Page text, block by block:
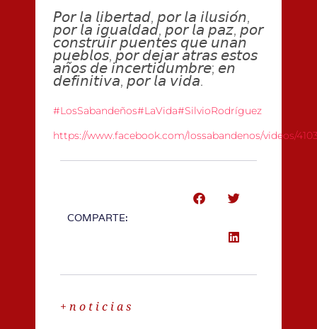
𝘗𝘰𝘳 𝘭𝘢 𝘭𝘪𝘣𝘦𝘳𝘵𝘢𝘥, 𝘱𝘰𝘳 𝘭𝘢 𝘪𝘭𝘶𝘴𝘪𝘰́𝘯,
𝘱𝘰𝘳 𝘭𝘢 𝘪𝘨𝘶𝘢𝘭𝘥𝘢𝘥, 𝘱𝘰𝘳 𝘭𝘢 𝘱𝘢𝘻, 𝘱𝘰𝘳
𝘤𝘰𝘯𝘴𝘵𝘳𝘶𝘪𝘳 𝘱𝘶𝘦𝘯𝘵𝘦𝘴 𝘲𝘶𝘦 𝘶𝘯𝘢𝘯
𝘱𝘶𝘦𝘣𝘭𝘰𝘴, 𝘱𝘰𝘳 𝘥𝘦𝘫𝘢𝘳 𝘢𝘵𝘳𝘢𝘴 𝘦𝘴𝘵𝘰𝘴
𝘢𝘯̃𝘰𝘴 𝘥𝘦 𝘪𝘯𝘤𝘦𝘳𝘵𝘪𝘥𝘶𝘮𝘣𝘳𝘦; 𝘦𝘯
𝘥𝘦𝘧𝘪𝘯𝘪𝘵𝘪𝘷𝘢, 𝘱𝘰𝘳 𝘭𝘢 𝘷𝘪𝘥𝘢.
#LosSabandeños#LaVida#SilvioRodríguez
https://www.facebook.com/lossabandenos/videos/
COMPARTE:
+ n o t i c i a s